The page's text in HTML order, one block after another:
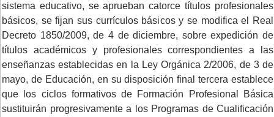
sistema educativo, se aprueban catorce títulos profesionales
básicos, se fijan sus currículos básicos y se modifica el Real
Decreto 1850/2009, de 4 de diciembre, sobre expedición de
títulos académicos y profesionales correspondientes a las
enseñanzas establecidas en la Ley Orgánica 2/2006, de 3 de
mayo, de Educación, en su disposición final tercera establece
que los ciclos formativos de Formación Profesional Básica
sustituirán progresivamente a los Programas de Cualificación